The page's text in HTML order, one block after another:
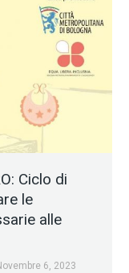
Ciclo di
le
alle
6, 2023